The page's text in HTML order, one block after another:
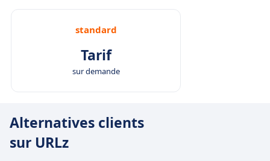
standard
Tarif
sur demande
Alternatives clients
sur URLz